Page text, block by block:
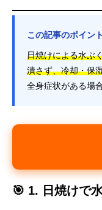
この記事のポイント
日焼けによる水ぶ
潰さず、冷却・保
全身症状がある場
🎯 1. 日焼けで